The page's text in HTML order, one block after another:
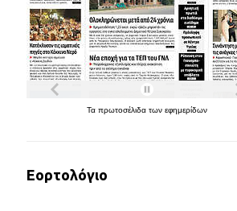
Τα πρωτοσέλιδα των εφημερίδων
Εορτολόγιο